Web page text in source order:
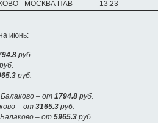
- МОСКВА ПАВ 13:23
июнь:
руб.
руб.
руб.
– от 1794.8 руб.
– от 3165.3 руб.
– от 5965.3 руб.